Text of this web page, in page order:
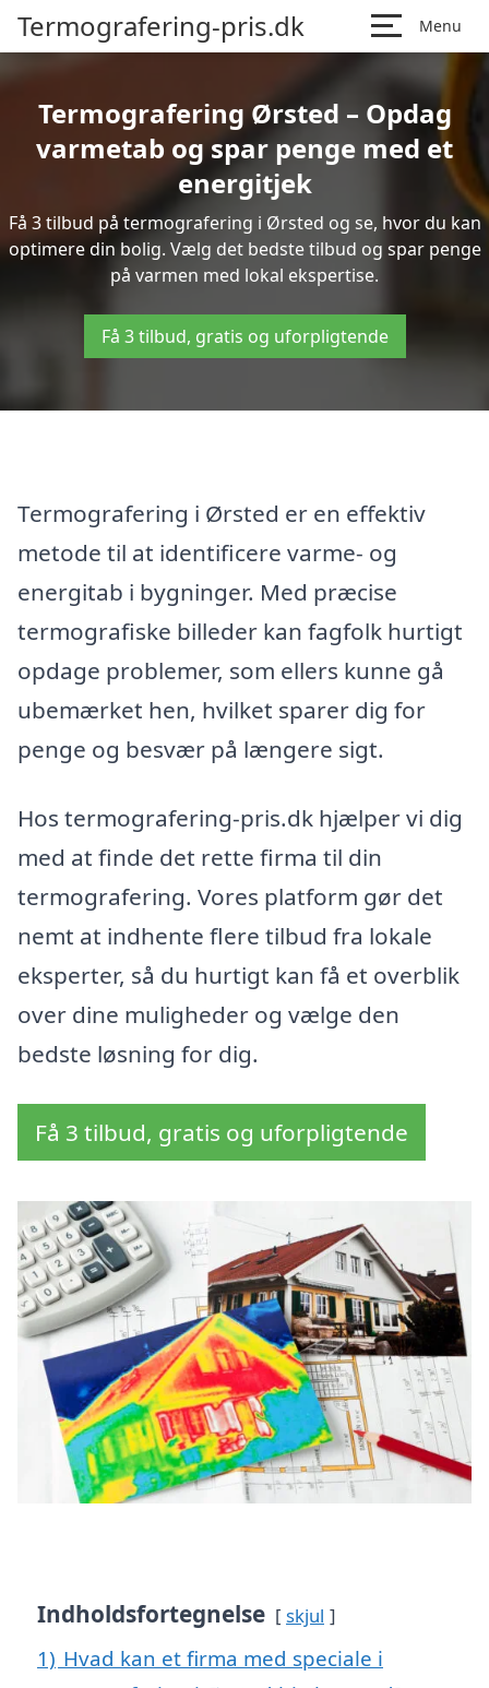
Termografering-pris.dk Menu
Termografering Ørsted – Opdag
varmetab og spar penge med et
energitjek
Få 3 tilbud på termografering i Ørsted og se, hvor du kan
optimere din bolig. Vælg det bedste tilbud og spar penge
på varmen med lokal ekspertise.
Få 3 tilbud, gratis og uforpligtende
Termografering i Ørsted er en effektiv
metode til at identificere varme- og
energitab i bygninger. Med præcise
termografiske billeder kan fagfolk hurtigt
opdage problemer, som ellers kunne gå
ubemærket hen, hvilket sparer dig for
penge og besvær på længere sigt.
Hos termografering-pris.dk hjælper vi dig
med at finde det rette firma til din
termografering. Vores platform gør det
nemt at indhente flere tilbud fra lokale
eksperter, så du hurtigt kan få et overblik
over dine muligheder og vælge den
bedste løsning for dig.
Få 3 tilbud, gratis og uforpligtende
Indholdsfortegnelse skjul
1) Hvad kan et firma med speciale i